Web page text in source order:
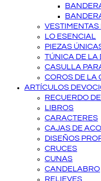
VESTIMENTAS
LO ESENCIAL
PIEZAS
TÚNICA DE LA
CASULLA
COROS DE LA
ARTÍCULOS
RECUERDO
LIBROS
CARACTERES
CAJAS DE
DISEÑOS
CRUCES
CUNAS
CANDELABRO
RELIEVES